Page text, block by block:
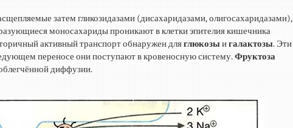
затем гликозидазами (дисахаридазами, олигосахаридазами),
моносахариды проникают в клетки эпителия кишечника
активный транспорт обнаружен дляглюкозыигалактозы. Эти
переносе они поступают в кровеносную систему.Фруктоза
диффузии.